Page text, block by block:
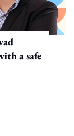
a safe